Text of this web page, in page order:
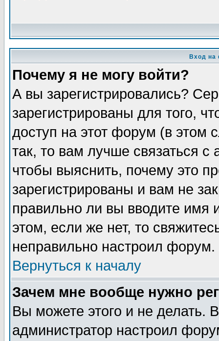
Вход на
Почему я не могу войти?
А вы зарегистрировались?
зарегистрированы для того,
доступ на этот форум (в этом
так, то вам лучше связаться
чтобы выяснить, почему это
зарегистрированы и вам не
правильно ли вы вводите
этом, если же нет, то
неправильно настроил форум.
Вернуться к началу
Зачем мне вообще нужно
Вы можете этого и не делать.
администратор настроил